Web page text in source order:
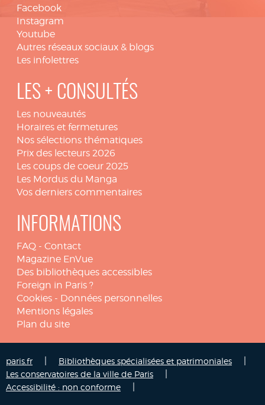
Facebook
Instagram
Youtube
Autres réseaux sociaux & blogs
Les infolettres
LES + CONSULTÉS
Les nouveautés
Horaires et fermetures
Nos sélections thématiques
Prix des lecteurs 2026
Les coups de coeur 2025
Les Mordus du Manga
Vos derniers commentaires
INFORMATIONS
FAQ - Contact
Magazine EnVue
Des bibliothèques accessibles
Foreign in Paris ?
Cookies - Données personnelles
Mentions légales
Plan du site
paris.fr Bibliothèques spécialisées et patrimoniales
Les conservatoires de la ville de Paris
Accessibilité : non conforme